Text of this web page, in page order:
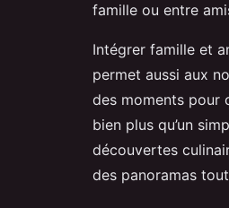
famille ou entre
Intégrer famille et
permet aussi aux
des moments pour
bien plus qu’un
découvertes
des panoramas